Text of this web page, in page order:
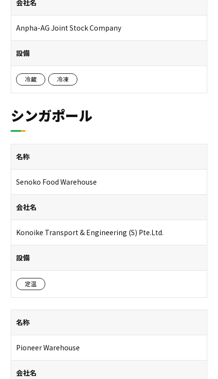
会社名
Anpha-AG Joint Stock Company
設備
冷蔵 冷凍
シンガポール
名称
Senoko Food Warehouse
会社名
Konoike Transport & Engineering (S) Pte.Ltd.
設備
定温
名称
Pioneer Warehouse
会社名